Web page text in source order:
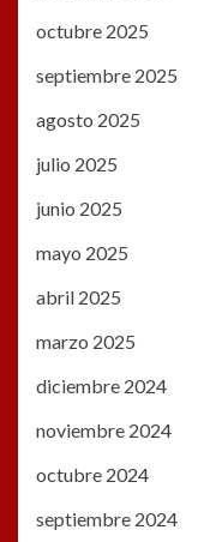
octubre 2025
septiembre 2025
agosto 2025
julio 2025
junio 2025
mayo 2025
abril 2025
marzo 2025
diciembre 2024
noviembre 2024
octubre 2024
septiembre 2024